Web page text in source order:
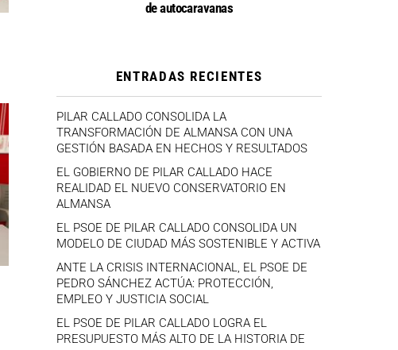
de autocaravanas
ENTRADAS RECIENTES
PILAR CALLADO CONSOLIDA LA
TRANSFORMACIÓN DE ALMANSA CON UNA
GESTIÓN BASADA EN HECHOS Y RESULTADOS
EL GOBIERNO DE PILAR CALLADO HACE
REALIDAD EL NUEVO CONSERVATORIO EN
ALMANSA
EL PSOE DE PILAR CALLADO CONSOLIDA UN
MODELO DE CIUDAD MÁS SOSTENIBLE Y ACTIVA
ANTE LA CRISIS INTERNACIONAL, EL PSOE DE
PEDRO SÁNCHEZ ACTÚA: PROTECCIÓN,
EMPLEO Y JUSTICIA SOCIAL
EL PSOE DE PILAR CALLADO LOGRA EL
PRESUPUESTO MÁS ALTO DE LA HISTORIA DE